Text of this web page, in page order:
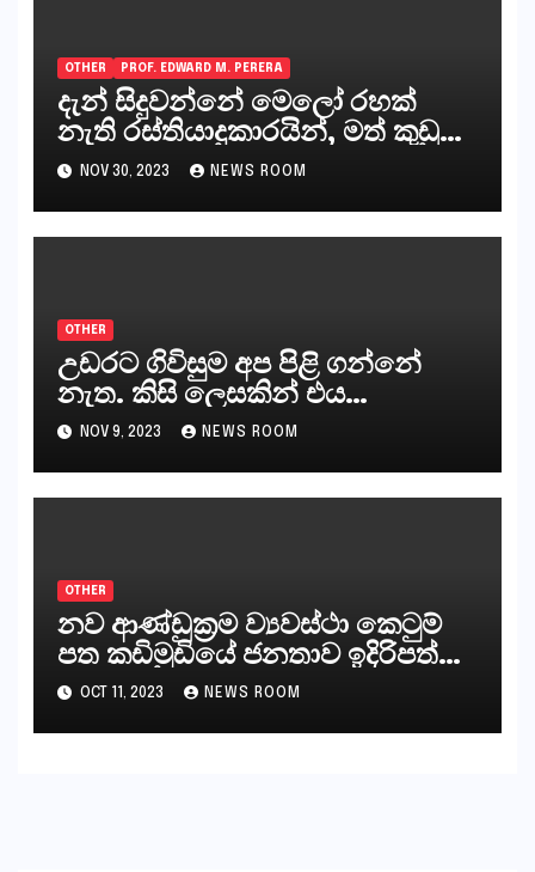
OTHER PROF. EDWARD M. PERERA
දැන් සිදුවන්නේ මෙලෝ රහක්
නැති රස්තියාදුකාරයින්, මත් කුඩු
ගෙන්වන්නන් සහ අලෙවි
කරන්නන්,කැලෑපාළුවන්, මහජන
නියෝජිතයින්
NOV 30, 2023 NEWS ROOM
OTHER
උඩරට ගිවිසුම අප පිළි ගන්නේ
නැත. කිසි ලෙසකින් එය
නීත්‍යානුකූල ලියවිල්ලක් නො වේ.
සිංහල ප්‍රතිපත්ති කේන්ද්‍රයෙන්
ජනාධිපති දැන් වූ ලිපියෙන්
NOV 9, 2023 NEWS ROOM
OTHER
නව ආණ්ඩුක්‍රම ව්‍යවස්ථා කෙටුම්
පත කඩිමුඩියේ ජනතාව ඉදිරිපත්
කරන්නේ?
OCT 11, 2023 NEWS ROOM